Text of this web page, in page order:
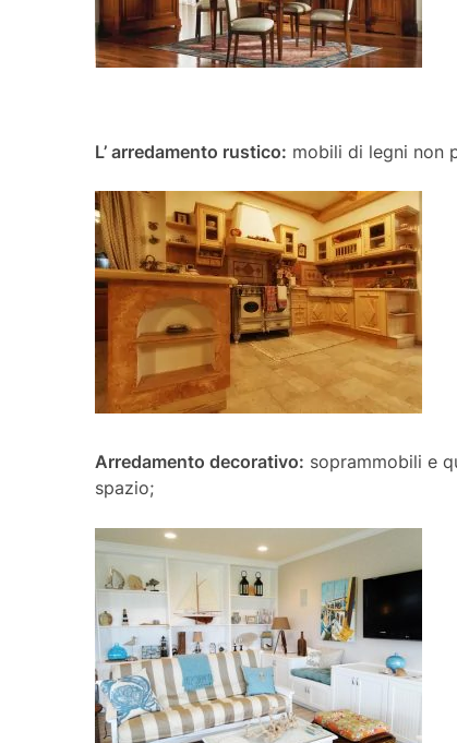
L’ arredamento rustico: mobili di legni non
Arredamento decorativo: soprammobili e
spazio;